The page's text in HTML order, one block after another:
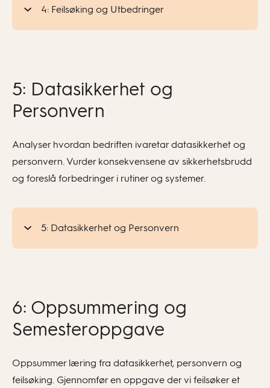
4: Feilsøking og Utbedringer
5: Datasikkerhet og
Personvern
Analyser hvordan bedriften ivaretar datasikkerhet og
personvern. Vurder konsekvensene av sikkerhetsbrudd
og foreslå forbedringer i rutiner og systemer.
5: Datasikkerhet og Personvern
6: Oppsummering og
Semesteroppgave
Oppsummer læring fra datasikkerhet, personvern og
feilsøking. Gjennomfør en oppgave der vi feilsøker et